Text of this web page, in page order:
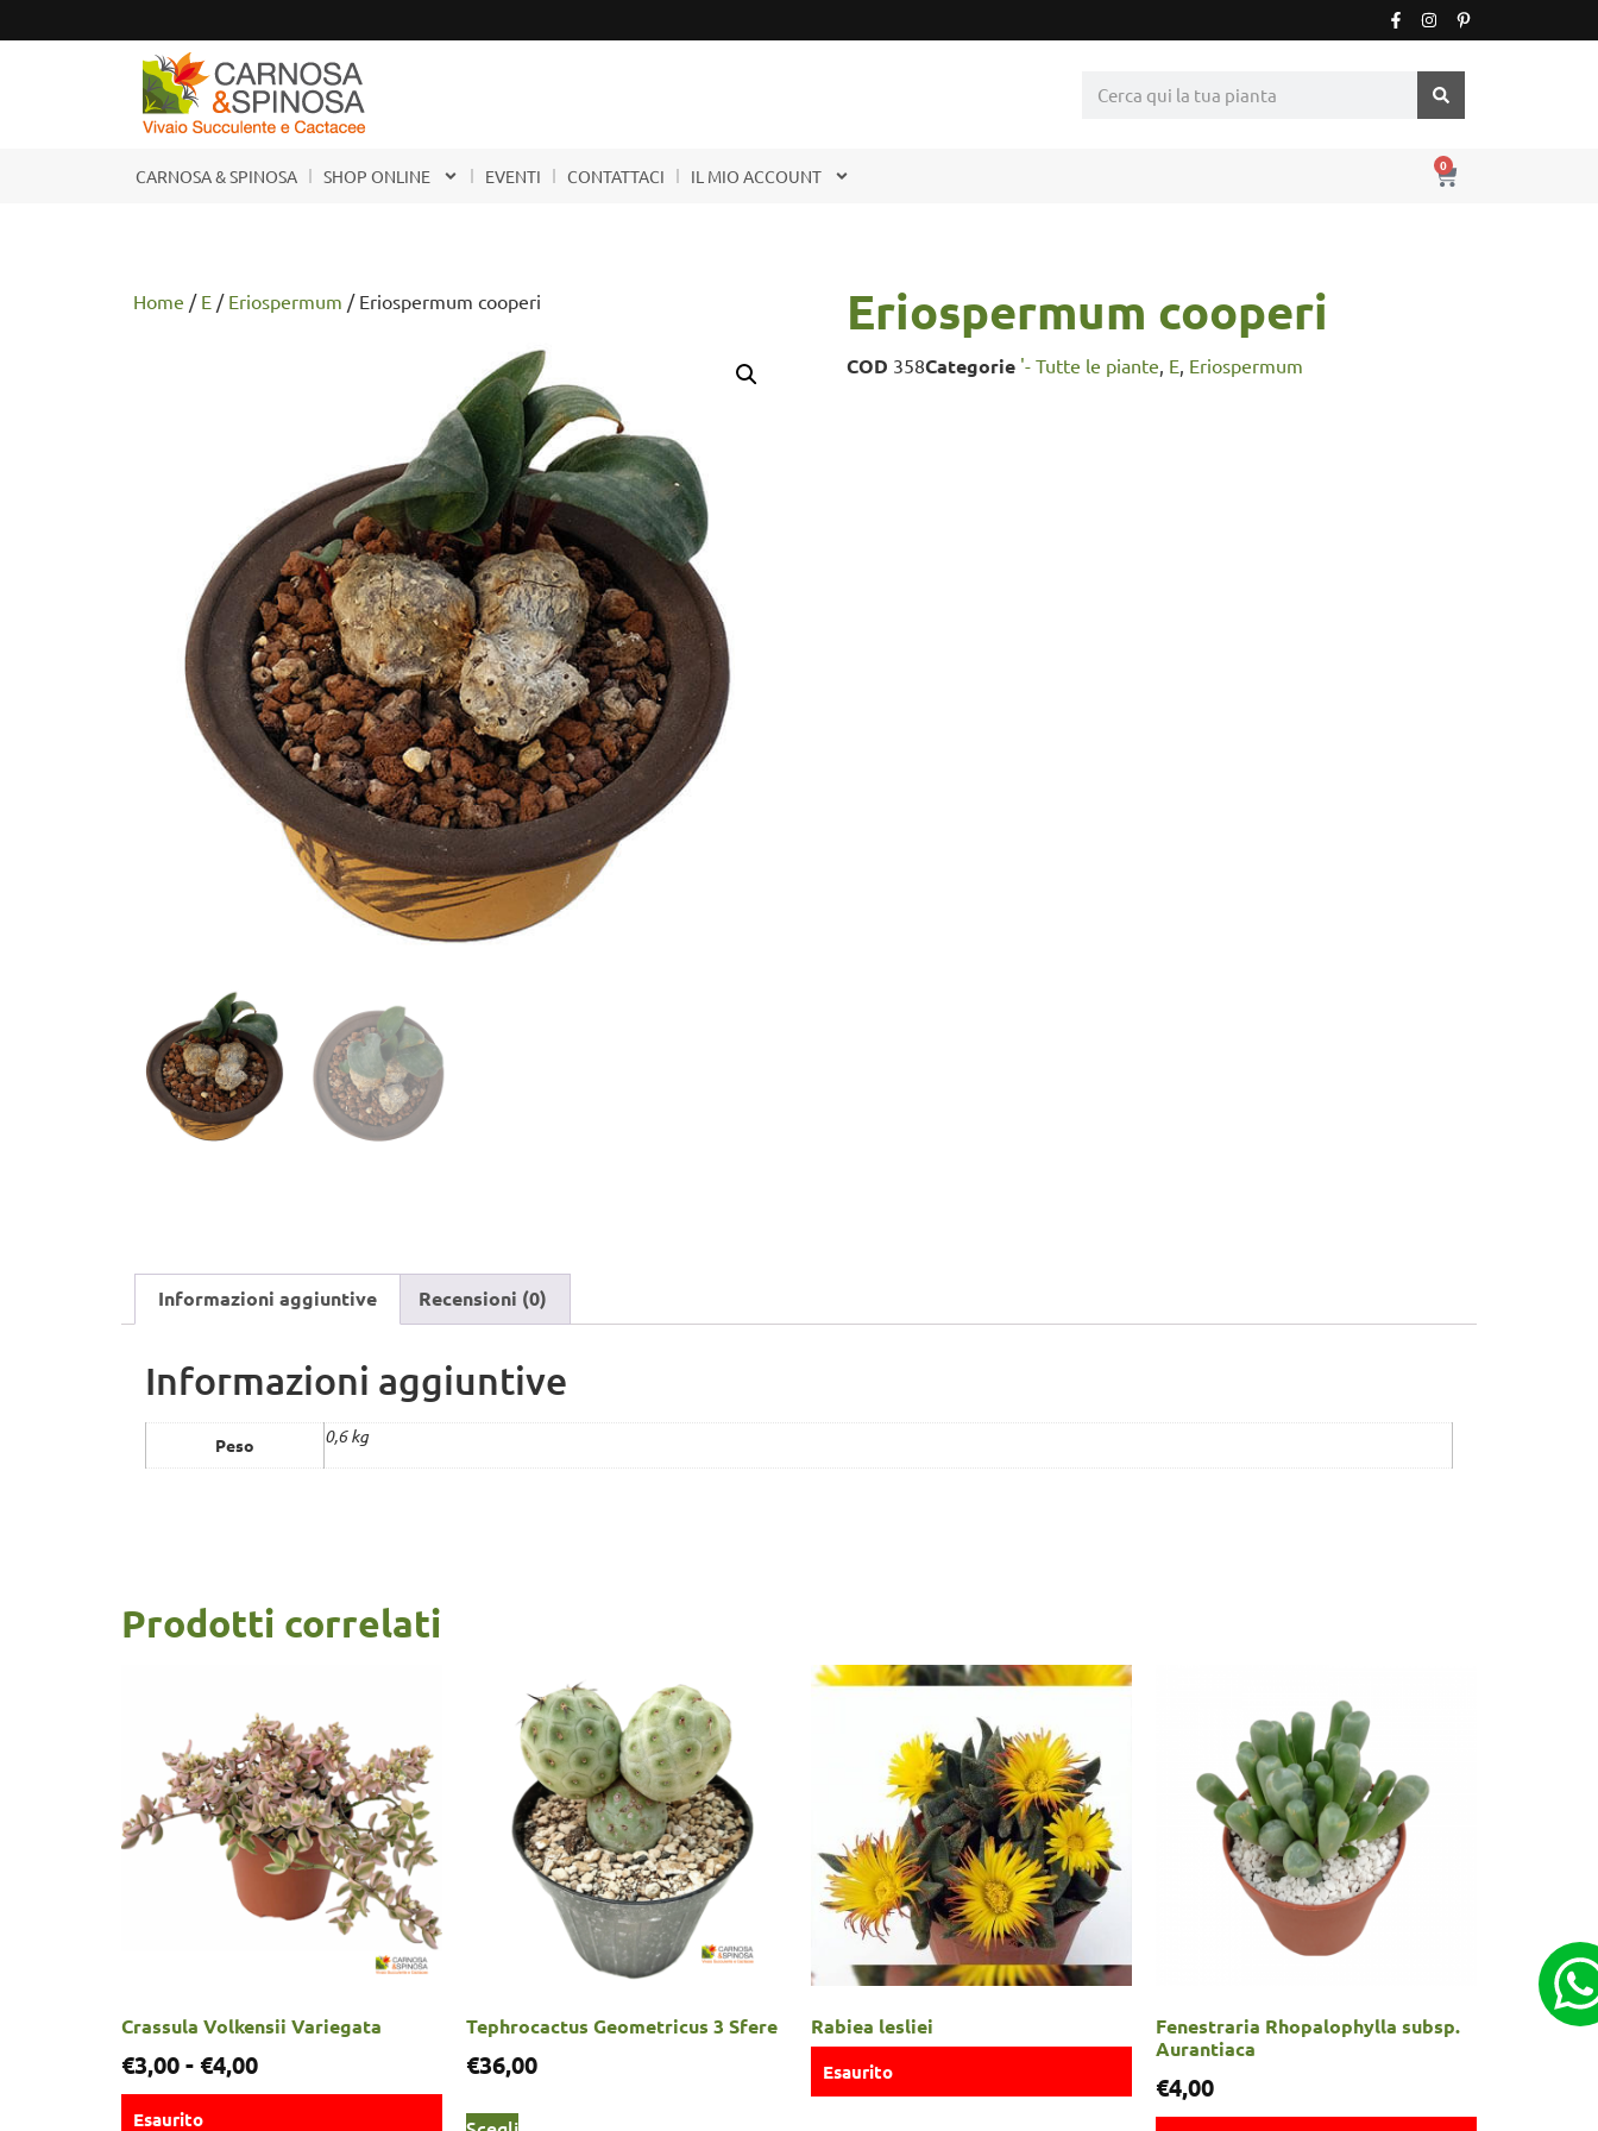
CARNOSA & SPINOSA SHOP ONLINE EVENTI CONTATTACI IL MIO ACCOUNT
0
Home / E / Eriospermum / Eriospermum cooperi Eriospermum cooperi
COD 358Categorie '- Tutte le piante, E, Eriospermum
Informazioni aggiuntive Recensioni (0)
Informazioni aggiuntive
Peso 0,6 kg
Prodotti correlati
Crassula Volkensii Variegata
€3,00- €4,00
Esaurito
Tephrocactus Geometricus 3 Sfere
€36,00
Rabiea lesliei
Esaurito
Fenestraria Rhopalophylla subsp.
Aurantiaca
€4,00